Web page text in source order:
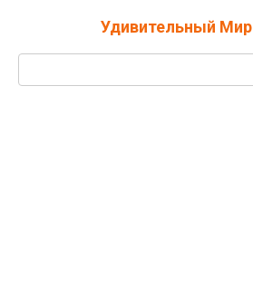
Удивительный Мир
Поиск: